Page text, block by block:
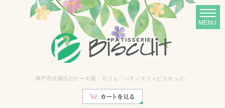
神戸市兵庫区のケーキ屋・カフェ「パティスリィビスキュイ」